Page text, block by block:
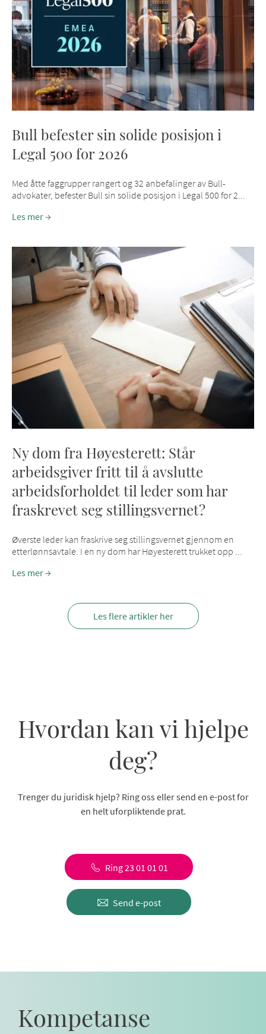
Bull befester sin solide posisjon i
Legal 500 for 2026
Med åtte faggrupper rangert og 32 anbefalinger av Bull-
advokater, befester Bull sin solide posisjon i Legal 500 for 2...
Les mer
Ny dom fra Høyesterett: Står
arbeidsgiver fritt til å avslutte
arbeidsforholdet til leder som har
fraskrevet seg stillingsvernet?
Øverste leder kan fraskrive seg stillingsvernet gjennom en
etterlønnsavtale. I en ny dom har Høyesterett trukket opp ...
Les mer
Les flere artikler her
Hvordan kan vi hjelpe
deg?
Trenger du juridisk hjelp? Ring oss eller send en e-post for
en helt uforpliktende prat.
Ring 23 01 01 01
Send e-post
Kompetanse